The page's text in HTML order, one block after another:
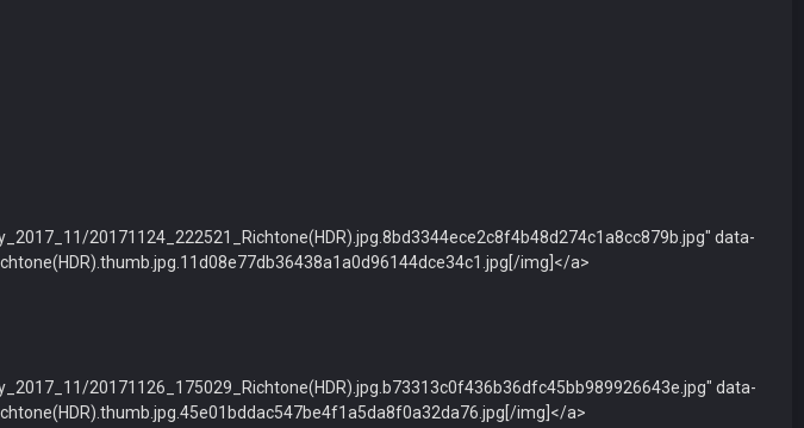
20171124_222521_Richtone(HDR).jpg.8bd3344ece2c8f4b48d274c1a8cc879b.jpg" data-
img]</a>
20171126_175029_Richtone(HDR).jpg.b73313c0f436b36dfc45bb989926643e.jpg" data-
img]</a>